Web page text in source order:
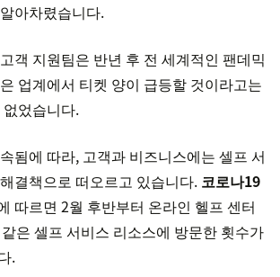
아차렸습니다.
객 지원팀은 반년 후 전 세계적인 팬데믹
업계에서 티켓 양이 급등할 것이라고는
었습니다.
됨에 따라, 고객과 비즈니스에는 셀프 서
결책으로 떠오르고 있습니다. 코로나19
따르면 2월 후반부터 온라인 헬프 센터
은 셀프 서비스 리소스에 방문한 횟수가
.